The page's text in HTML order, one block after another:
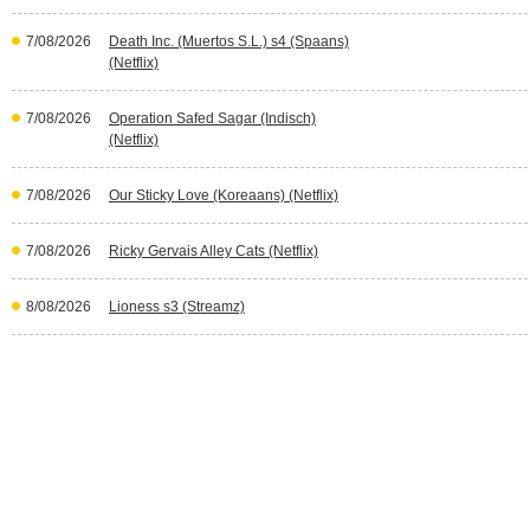
7/08/2026
Death Inc. (Muertos S.L.) s4 (Spaans)
(Netflix)
7/08/2026
Operation Safed Sagar (Indisch)
(Netflix)
7/08/2026 Our Sticky Love (Koreaans) (Netflix)
7/08/2026 Ricky Gervais Alley Cats (Netflix)
8/08/2026 Lioness s3 (Streamz)